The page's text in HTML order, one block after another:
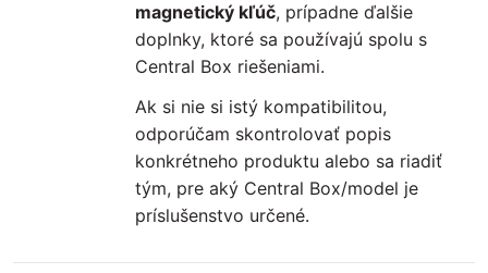
magnetický kľúč, prípadne ďalšie
doplnky, ktoré sa používajú spolu s
Central Box riešeniami.
Ak si nie si istý kompatibilitou,
odporúčam skontrolovať popis
konkrétneho produktu alebo sa riadiť
tým, pre aký Central Box/model je
príslušenstvo určené.